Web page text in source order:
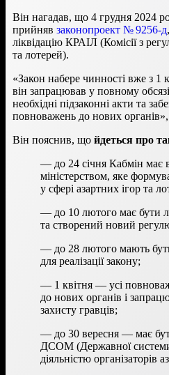
Він нагадав, що 4 грудня 2024
прийняв законопроект № 9256-д
ліквідацію КРАІЛ (Комісії з
та лотерей).
«Закон набере чинності вже з 1
він запрацював у повному
необхідні підзаконні акти та
повноважень до нових
Він пояснив, що йдеться про
— до 24 січня Кабмін має
міністерством, яке
у сфері азартних ігор та
— до 10 лютого має бути
та створений новий
— до 28 лютого мають бути
для реалізації закону;
— 1 квітня — усі
до нових органів і
захисту гравців;
— до 30 вересня — має
ДСОМ (Державної
діяльністю організаторів